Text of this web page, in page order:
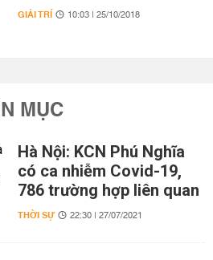
GIẢI TRÍ 10:03 | 25/10/2018
MỤC
Hà Nội: KCN Phú Nghĩa
có ca nhiễm Covid-19,
786 trường hợp liên quan
THỜI SỰ 22:30 | 27/07/2021